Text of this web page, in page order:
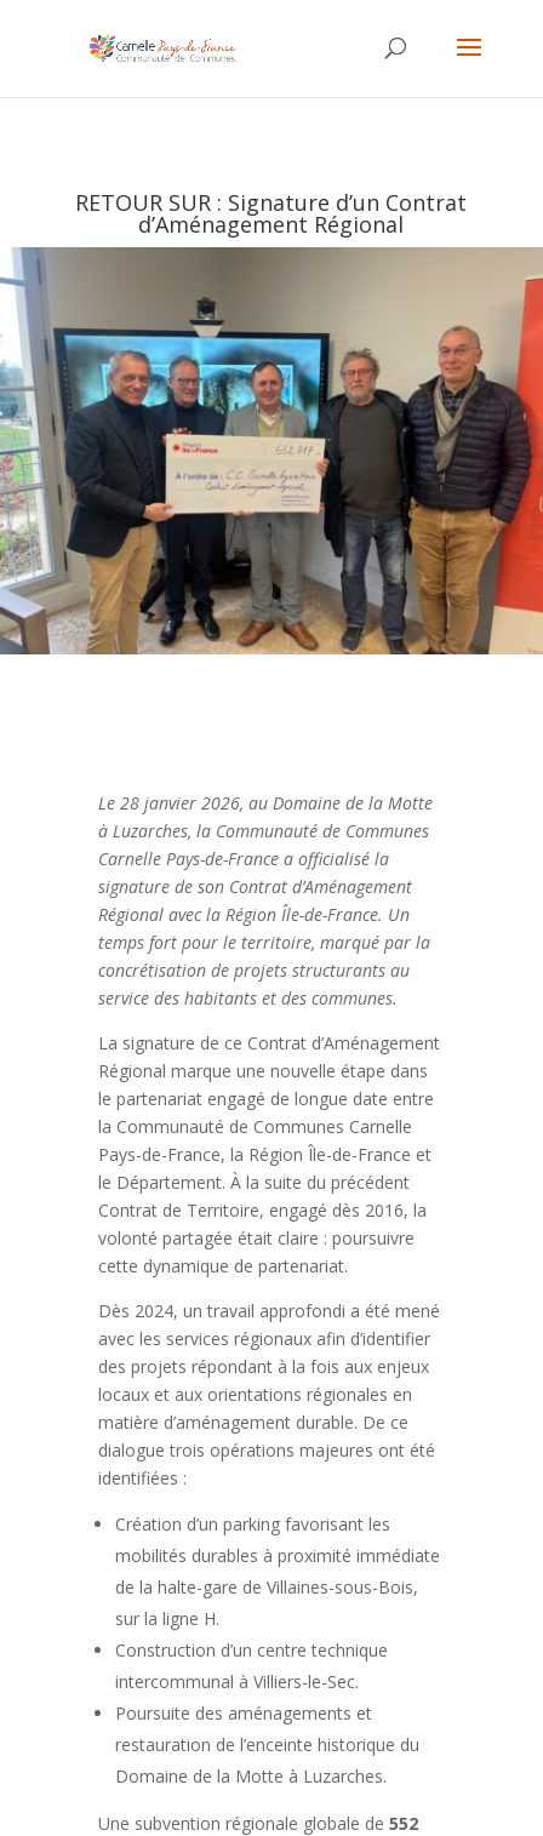
RETOUR SUR : Signature d’un Contrat
d’Aménagement Régional
Le 28 janvier 2026, au Domaine de la Motte
à Luzarches, la Communauté de Communes
Carnelle Pays-de-France a officialisé la
signature de son Contrat d’Aménagement
Régional avec la Région Île-de-France. Un
temps fort pour le territoire, marqué par la
concrétisation de projets structurants au
service des habitants et des communes.
La signature de ce Contrat d’Aménagement
Régional marque une nouvelle étape dans
le partenariat engagé de longue date entre
la Communauté de Communes Carnelle
Pays-de-France, la Région Île-de-France et
le Département. À la suite du précédent
Contrat de Territoire, engagé dès 2016, la
volonté partagée était claire : poursuivre
cette dynamique de partenariat.
Dès 2024, un travail approfondi a été mené
avec les services régionaux afin d’identifier
des projets répondant à la fois aux enjeux
locaux et aux orientations régionales en
matière d’aménagement durable. De ce
dialogue trois opérations majeures ont été
identifiées :
Création d’un parking favorisant les
mobilités durables à proximité immédiate
de la halte-gare de Villaines-sous-Bois,
sur la ligne H.
Construction d’un centre technique
intercommunal à Villiers-le-Sec.
Poursuite des aménagements et
restauration de l’enceinte historique du
Domaine de la Motte à Luzarches.
Une subvention régionale globale de 552